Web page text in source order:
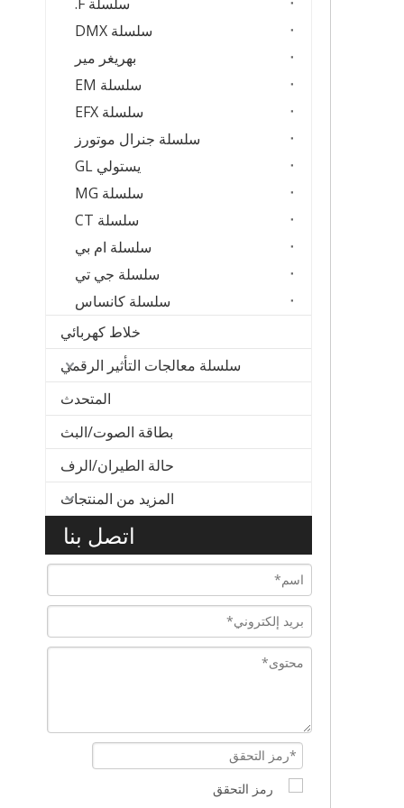
سلسلة DMX
بهريغر مير
سلسلة EM
سلسلة EFX
سلسلة جنرال موتورز
يستولي GL
سلسلة MG
سلسلة CT
سلسلة ام بي
سلسلة جي تي
سلسلة كانساس
خلاط كهربائي
سلسلة معالجات التأثير الرقمي
المتحدث
بطاقة الصوت/البث
حالة الطيران/الرف
المزيد من المنتجات
اتصل بنا